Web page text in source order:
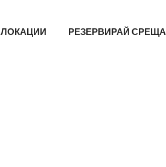
navigation
ЛОКАЦИИ РЕЗЕРВИРАЙ СРЕЩА